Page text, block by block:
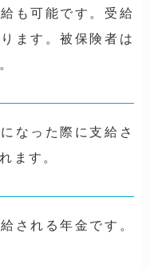
も可能です。受給
ます。被保険者は
なった際に支給さ
ます。
される年金です。